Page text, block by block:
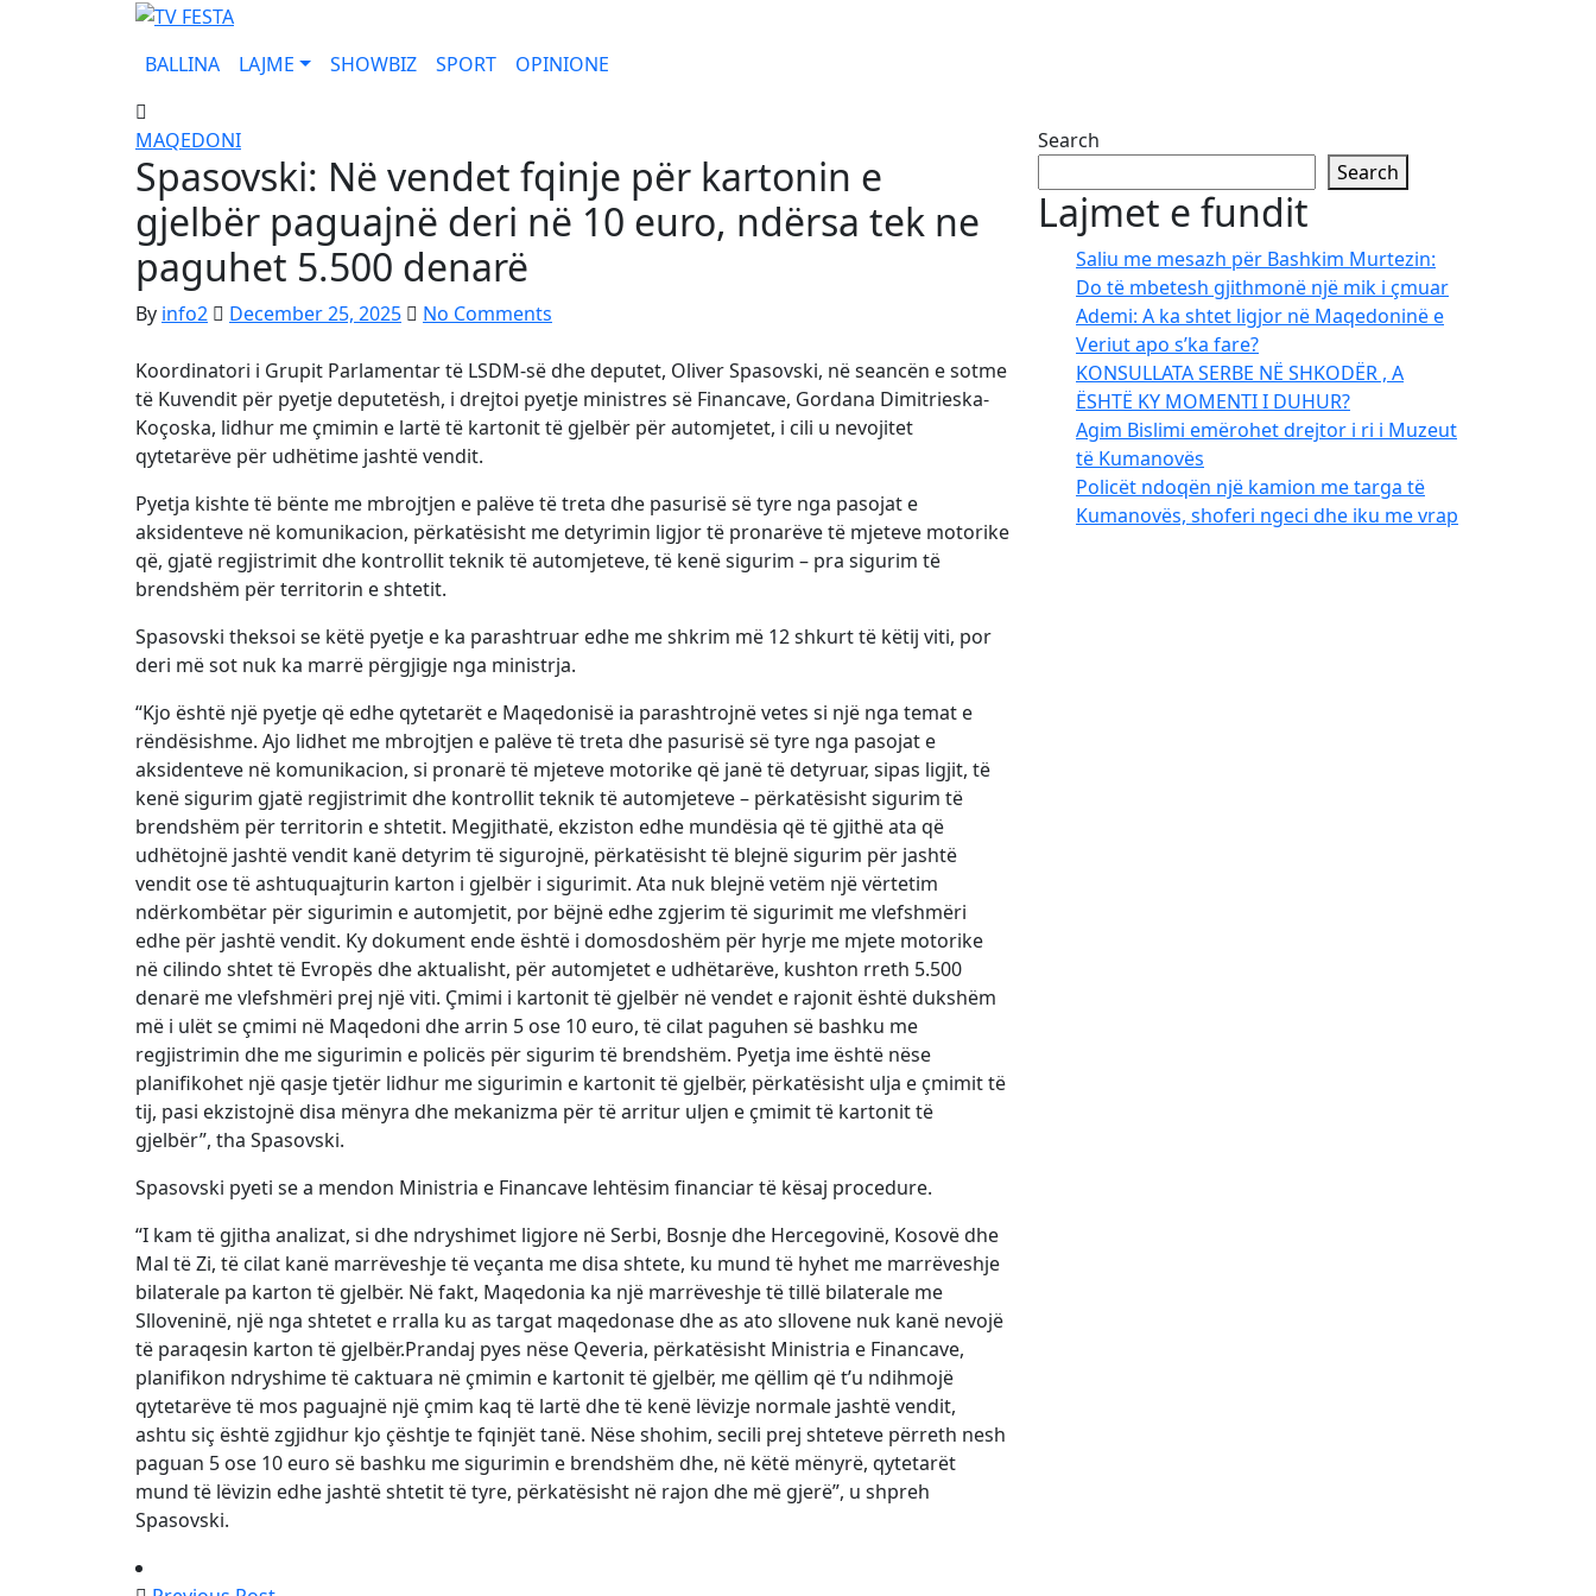
BALLINA LAJME SHOWBIZ SPORT OPINIONE
MAQEDONI
Spasovski: Në vendet fqinje për kartonin e
gjelbër paguajnë deri në 10 euro, ndërsa tek ne
paguhet 5.500 denarë
By info2 December 25, 2025 No Comments
Koordinatori i Grupit Parlamentar të LSDM-së dhe deputet, Oliver Spasovski, në seancën e sotme
të Kuvendit për pyetje deputetësh, i drejtoi pyetje ministres së Financave, Gordana Dimitrieska-
Koçoska, lidhur me çmimin e lartë të kartonit të gjelbër për automjetet, i cili u nevojitet
qytetarëve për udhëtime jashtë vendit.
Pyetja kishte të bënte me mbrojtjen e palëve të treta dhe pasurisë së tyre nga pasojat e
aksidenteve në komunikacion, përkatësisht me detyrimin ligjor të pronarëve të mjeteve motorike
që, gjatë regjistrimit dhe kontrollit teknik të automjeteve, të kenë sigurim – pra sigurim të
brendshëm për territorin e shtetit.
Spasovski theksoi se këtë pyetje e ka parashtruar edhe me shkrim më 12 shkurt të këtij viti, por
deri më sot nuk ka marrë përgjigje nga ministrja.
“Kjo është një pyetje që edhe qytetarët e Maqedonisë ia parashtrojnë vetes si një nga temat e
rëndësishme. Ajo lidhet me mbrojtjen e palëve të treta dhe pasurisë së tyre nga pasojat e
aksidenteve në komunikacion, si pronarë të mjeteve motorike që janë të detyruar, sipas ligjit, të
kenë sigurim gjatë regjistrimit dhe kontrollit teknik të automjeteve – përkatësisht sigurim të
brendshëm për territorin e shtetit. Megjithatë, ekziston edhe mundësia që të gjithë ata që
udhëtojnë jashtë vendit kanë detyrim të sigurojnë, përkatësisht të blejnë sigurim për jashtë
vendit ose të ashtuquajturin karton i gjelbër i sigurimit. Ata nuk blejnë vetëm një vërtetim
ndërkombëtar për sigurimin e automjetit, por bëjnë edhe zgjerim të sigurimit me vlefshmëri
edhe për jashtë vendit. Ky dokument ende është i domosdoshëm për hyrje me mjete motorike
në cilindo shtet të Evropës dhe aktualisht, për automjetet e udhëtarëve, kushton rreth 5.500
denarë me vlefshmëri prej një viti. Çmimi i kartonit të gjelbër në vendet e rajonit është dukshëm
më i ulët se çmimi në Maqedoni dhe arrin 5 ose 10 euro, të cilat paguhen së bashku me
regjistrimin dhe me sigurimin e policës për sigurim të brendshëm. Pyetja ime është nëse
planifikohet një qasje tjetër lidhur me sigurimin e kartonit të gjelbër, përkatësisht ulja e çmimit të
tij, pasi ekzistojnë disa mënyra dhe mekanizma për të arritur uljen e çmimit të kartonit të
gjelbër”, tha Spasovski.
Spasovski pyeti se a mendon Ministria e Financave lehtësim financiar të kësaj procedure.
“I kam të gjitha analizat, si dhe ndryshimet ligjore në Serbi, Bosnje dhe Hercegovinë, Kosovë dhe
Mal të Zi, të cilat kanë marrëveshje të veçanta me disa shtete, ku mund të hyhet me marrëveshje
bilaterale pa karton të gjelbër. Në fakt, Maqedonia ka një marrëveshje të tillë bilaterale me
Slloveninë, një nga shtetet e rralla ku as targat maqedonase dhe as ato sllovene nuk kanë nevojë
të paraqesin karton të gjelbër.Prandaj pyes nëse Qeveria, përkatësisht Ministria e Financave,
planifikon ndryshime të caktuara në çmimin e kartonit të gjelbër, me qëllim që t’u ndihmojë
qytetarëve të mos paguajnë një çmim kaq të lartë dhe të kenë lëvizje normale jashtë vendit,
ashtu siç është zgjidhur kjo çështje te fqinjët tanë. Nëse shohim, secili prej shteteve përreth nesh
paguan 5 ose 10 euro së bashku me sigurimin e brendshëm dhe, në këtë mënyrë, qytetarët
mund të lëvizin edhe jashtë shtetit të tyre, përkatësisht në rajon dhe më gjerë”, u shpreh
Spasovski.
Search
Search
Lajmet e fundit
Saliu me mesazh për Bashkim Murtezin:
Do të mbetesh gjithmonë një mik i çmuar
Ademi: A ka shtet ligjor në Maqedoninë e
Veriut apo s’ka fare?
KONSULLATA SERBE NË SHKODËR , A
ËSHTË KY MOMENTI I DUHUR?
Agim Bislimi emërohet drejtor i ri i Muzeut
të Kumanovës
Policët ndoqën një kamion me targa të
Kumanovës, shoferi ngeci dhe iku me vrap